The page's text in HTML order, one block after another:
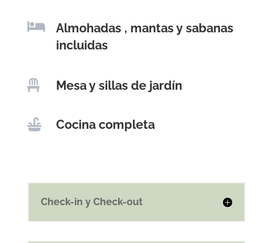

Almohadas , mantas y sabanas
incluidas
 Mesa y sillas de jardín
 Cocina completa
Check-in y Check-out